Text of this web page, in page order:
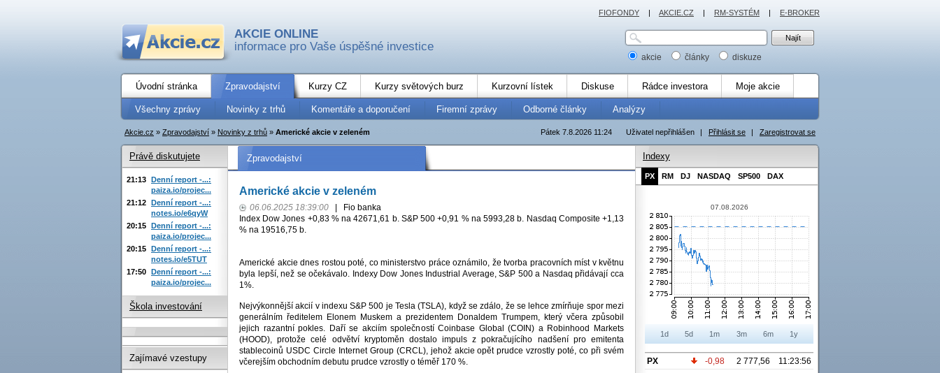
AKCIE ONLINE
informace pro Vaše úspěšné investice
akcie články diskuze
Úvodní stránka Zpravodajství Kurzy CZ Kurzy světových burz Kurzovní lístek Diskuse Rádce investora Moje akcie
Všechny zprávy Novinky z trhů Komentáře a doporučení Firemní zprávy Odborné články Analýzy
Uživatel nepřihlášen | Přihlásit se | Zaregistrovat se
Pátek 7.8.2026 11:24
Akcie.cz » Zpravodajství » Novinky z trhů » Americké akcie v zeleném
Zpravodajství
Americké akcie v zeleném
06.06.2025 18:39:00
Fio banka
Index Dow Jones +0,83 % na 42671,61 b. S&P 500 +0,91 % na 5993,28 b. Nasdaq Composite +1,13
% na 19516,75 b.
Americké akcie dnes rostou poté, co ministerstvo práce oznámilo, že tvorba pracovních míst v květnu
byla lepší, než se očekávalo. Indexy Dow Jones Industrial Average, S&P 500 a Nasdaq přidávají cca
1%.
Nejvýkonnější akcií v indexu S&P 500 je Tesla (TSLA), když se zdálo, že se lehce zmírňuje spor mezi
generálním ředitelem Elonem Muskem a prezidentem Donaldem Trumpem, který včera způsobil
jejich razantní pokles. Daří se akciím společností Coinbase Global (COIN) a Robinhood Markets
(HOOD), protože celé odvětví kryptoměn dostalo impuls z pokračujícího nadšení pro emitenta
stablecoinů USDC Circle Internet Group (CRCL), jehož akcie opět prudce vzrostly poté, co při svém
včerejším obchodním debutu prudce vzrostly o téměř 170 %.
Právě diskutujete
21:13 Denní report -...:
paiza.io/projec...
21:12 Denní report -...:
notes.io/e6qyW
20:15 Denní report -...:
paiza.io/projec...
20:15 Denní report -...:
notes.io/e5TUT
17:50 Denní report -...:
paiza.io/projec...
Škola investování
Zajímavé vzestupy
Indexy
PX RM DJ NASDAQ SP500 DAX
07.08.2026
1d 5d 1m 3m 6m 1y
PX -0,98 2 777,56
11:23:56
FIOFONDY | AKCIE.CZ | RM-SYSTÉM | E-BROKER